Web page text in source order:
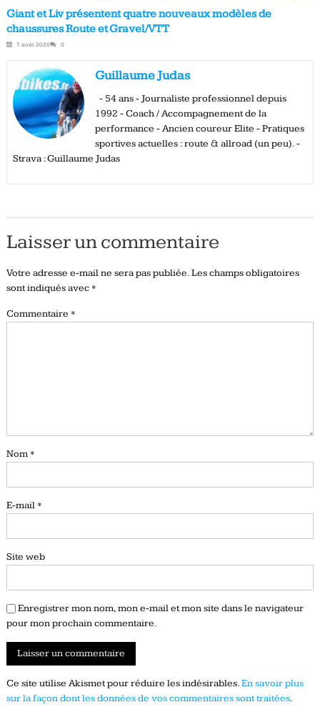
Giant et Liv présentent quatre nouveaux modèles de
chaussures Route et Gravel/VTT
7 août 2026 0
Guillaume Judas
- 54 ans - Journaliste professionnel depuis
1992 - Coach / Accompagnement de la
performance - Ancien coureur Elite - Pratiques
sportives actuelles : route & allroad (un peu). -
Strava : Guillaume Judas
Laisser un commentaire
Votre adresse e-mail ne sera pas publiée.Les champs obligatoires
sont indiqués avec *
Commentaire *
Nom *
E-mail *
Site web
Enregistrer mon nom, mon e-mail et mon site dans le navigateur
pour mon prochain commentaire.
Ce site utilise Akismet pour réduire les indésirables.En savoir plus
sur la façon dont les données de vos commentaires sont traitées.